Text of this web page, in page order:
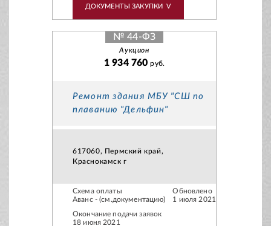
ДОКУМЕНТЫ ЗАКУПКИ V
№ 44-ФЗ
Аукцион
1 934 760руб.
Ремонт здания МБУ "СШ по
плаванию "Дельфин"
617060, Пермский край,
Краснокамск г
Схема оплаты
Аванс - (см.документацию)
Обновлено
1 июля 2021
Окончание подачи заявок
18 июня 2021